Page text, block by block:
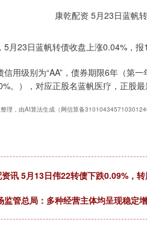
5月23日蓝帆转债收盘上涨0.04%，
信用级别为“AA”，债券期限6年（第
。），对应正股名蓝帆医疗，正股
理，由AI算法生成（网信算备
讯 5月13日伟22转债下跌0.09%，
监管总局：多种经营主体均呈现稳定